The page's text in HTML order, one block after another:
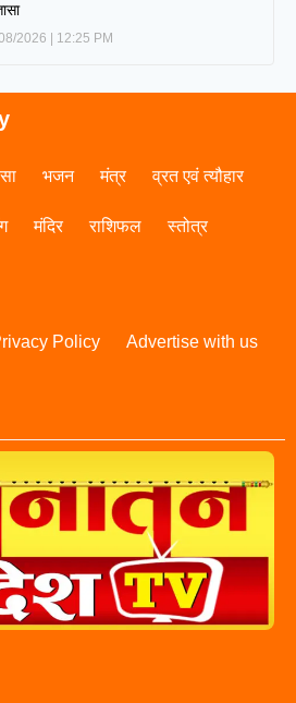
2026 12:25 PM
भजन मंत्र व्रत एवं त्यौहार
मंदिर राशिफल स्तोत्र
Policy Advertise with us